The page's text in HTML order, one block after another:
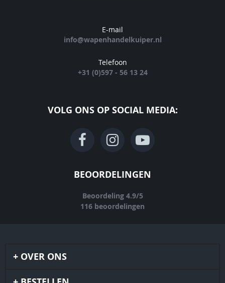
E-mail
info@wapenhandelkuiper.nl
Telefoon
+31 (0)597 - 56 13 24
VOLG ONS OP SOCIAL MEDIA:
BEOORDELINGEN
Beoordeling 4.9/5
116 beoordelingen
OVER ONS